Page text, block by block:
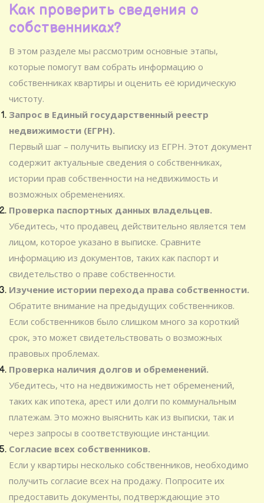
Как проверить сведения о
собственниках?
В этом разделе мы рассмотрим основные этапы,
которые помогут вам собрать информацию о
собственниках квартиры и оценить её юридическую
чистоту.
Запрос в Единый государственный реестр
недвижимости (ЕГРН).
Первый шаг – получить выписку из ЕГРН. Этот документ
содержит актуальные сведения о собственниках,
истории прав собственности на недвижимость и
возможных обременениях.
Проверка паспортных данных владельцев.
Убедитесь, что продавец действительно является тем
лицом, которое указано в выписке. Сравните
информацию из документов, таких как паспорт и
свидетельство о праве собственности.
Изучение истории перехода права собственности.
Обратите внимание на предыдущих собственников.
Если собственников было слишком много за короткий
срок, это может свидетельствовать о возможных
правовых проблемах.
Проверка наличия долгов и обременений.
Убедитесь, что на недвижимость нет обременений,
таких как ипотека, арест или долги по коммунальным
платежам. Это можно выяснить как из выписки, так и
через запросы в соответствующие инстанции.
Согласие всех собственников.
Если у квартиры несколько собственников, необходимо
получить согласие всех на продажу. Попросите их
предоставить документы, подтверждающие это